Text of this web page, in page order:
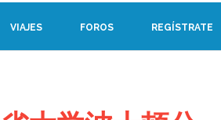
VIAJES FOROS REGÍSTRATE